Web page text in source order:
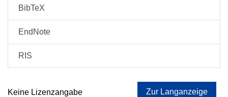
BibTeX
EndNote
RIS
Keine Lizenzangabe Zur Langanzeige